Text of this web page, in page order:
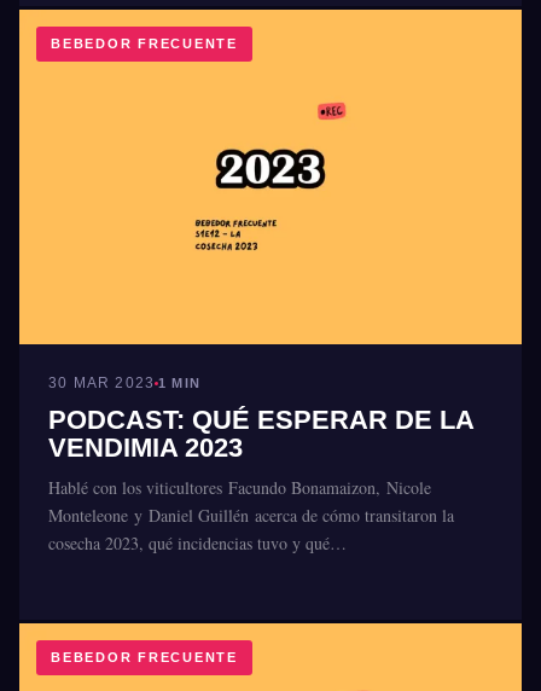
BEBEDOR FRECUENTE
30 MAR 2023 1 MIN
PODCAST: QUÉ ESPERAR DE LA
VENDIMIA 2023
Hablé con los viticultores Facundo Bonamaizon, Nicole
Monteleone y Daniel Guillén acerca de cómo transitaron la
cosecha 2023, qué incidencias tuvo y qué…
BEBEDOR FRECUENTE